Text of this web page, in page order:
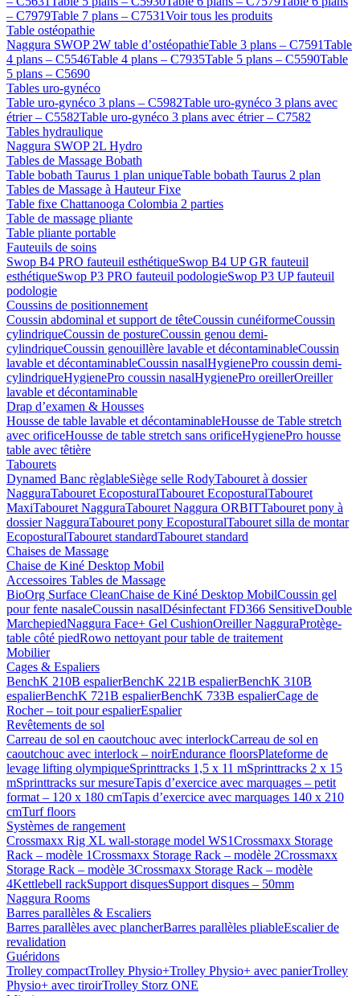
– C7979Table 7 plans – C7531Voir tous les produits
Table ostéopathie
Naggura SWOP 2W table d’ostéopathieTable 3 plans – C7591Table
4 plans – C5546Table 4 plans – C7935Table 5 plans – C5590Table
5 plans – C5690
Tables uro-gynéco
Table uro-gynéco 3 plans – C5982Table uro-gynéco 3 plans avec
étrier – C5582Table uro-gynéco 3 plans avec étrier – C7582
Tables hydraulique
Naggura SWOP 2L Hydro
Tables de Massage Bobath
Table bobath Taurus 1 plan uniqueTable bobath Taurus 2 plan
Tables de Massage à Hauteur Fixe
Table fixe Chattanooga Colombia 2 parties
Table de massage pliante
Table pliante portable
Fauteuils de soins
Swop B4 PRO fauteuil esthétiqueSwop B4 UP GR fauteuil
esthétiqueSwop P3 PRO fauteuil podologieSwop P3 UP fauteuil
podologie
Coussins de positionnement
Coussin abdominal et support de têteCoussin cunéiformeCoussin
cylindriqueCoussin de postureCoussin genou demi-
cylindriqueCoussin genouillère lavable et décontaminableCoussin
lavable et décontaminableCoussin nasalHygienePro coussin demi-
cylindriqueHygienePro coussin nasalHygienePro oreillerOreiller
lavable et décontaminable
Drap d’examen & Housses
Housse de table lavable et décontaminableHousse de Table stretch
avec orificeHousse de table stretch sans orificeHygienePro housse
table avec têtière
Tabourets
Dynamed Banc règlableSiège selle RodyTabouret à dossier
NagguraTabouret EcoposturalTabouret EcoposturalTabouret
MaxiTabouret NagguraTabouret Naggura ORBITTabouret pony à
dossier NagguraTabouret pony EcoposturalTabouret silla de montar
EcoposturalTabouret standardTabouret standard
Chaises de Massage
Chaise de Kiné Desktop Mobil
Accessoires Tables de Massage
BioOrg Surface CleanChaise de Kiné Desktop MobilCoussin gel
pour fente nasaleCoussin nasalDésinfectant FD366 SensitiveDouble
MarchepiedNaggura Face+ Gel CushionOreiller NagguraProtège-
table côté piedRowo nettoyant pour table de traitement
Mobilier
Cages & Espaliers
BenchK 210B espalierBenchK 221B espalierBenchK 310B
espalierBenchK 721B espalierBenchK 733B espalierCage de
Rocher – toit pour espalierEspalier
Revêtements de sol
Carreau de sol en caoutchouc avec interlockCarreau de sol en
caoutchouc avec interlock – noirEndurance floorsPlateforme de
levage lifting olympiqueSprinttracks 1,5 x 11 mSprinttracks 2 x 15
mSprinttracks sur mesureTapis d’exercice avec marquages – petit
format – 120 x 180 cmTapis d’exercice avec marquages 140 x 210
cmTurf floors
Systèmes de rangement
Crossmaxx Rig XL wall-storage model WS1Crossmaxx Storage
Rack – modèle 1Crossmaxx Storage Rack – modèle 2Crossmaxx
Storage Rack – modèle 3Crossmaxx Storage Rack – modèle
4Kettlebell rackSupport disquesSupport disques – 50mm
Naggura Rooms
Barres parallèles & Escaliers
Barres parallèles avec plancherBarres parallèles pliableEscalier de
revalidation
Guéridons
Trolley compactTrolley Physio+Trolley Physio+ avec panierTrolley
Physio+ avec tiroirTrolley Storz ONE